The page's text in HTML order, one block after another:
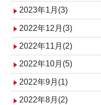
2023年1月(3)
2022年12月(3)
2022年11月(2)
2022年10月(5)
2022年9月(1)
2022年8月(2)